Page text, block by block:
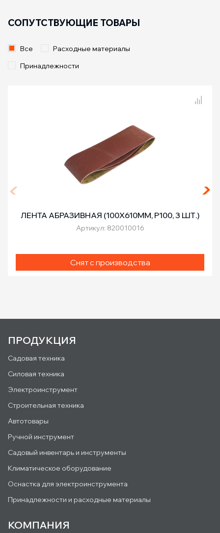
СОПУТСТВУЮЩИЕ ТОВАРЫ
Все
Расходные материалы
Принадлежности
ЛЕНТА АБРАЗИВНАЯ (100Х610ММ, Р100, 3 ШТ.)
Артикул: 820010016
Снят с производства
ПРОДУКЦИЯ
Садовая техника
Силовая техника
Электроинструмент
Строительная техника
Автотовары
Ручной инструмент
Садовый инвентарь и инструменты
Климатическое оборудование
Оснастка для электроинструмента
Принадлежности и расходные материалы
КОМПАНИЯ